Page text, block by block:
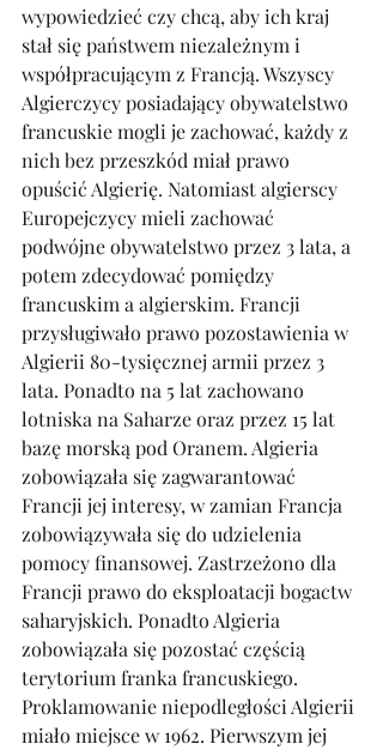
wypowiedzieć czy chcą, aby ich kraj
stał się państwem niezależnym i
współpracującym z Francją. Wszyscy
Algierczycy posiadający obywatelstwo
francuskie mogli je zachować, każdy z
nich bez przeszkód miał prawo
opuścić Algierię. Natomiast algierscy
Europejczycy mieli zachować
podwójne obywatelstwo przez 3 lata, a
potem zdecydować pomiędzy
francuskim a algierskim. Francji
przysługiwało prawo pozostawienia w
Algierii 80-tysięcznej armii przez 3
lata. Ponadto na 5 lat zachowano
lotniska na Saharze oraz przez 15 lat
bazę morską pod Oranem. Algieria
zobowiązała się zagwarantować
Francji jej interesy, w zamian Francja
zobowiązywała się do udzielenia
pomocy finansowej. Zastrzeżono dla
Francji prawo do eksploatacji bogactw
saharyjskich. Ponadto Algieria
zobowiązała się pozostać częścią
terytorium franka francuskiego.
Proklamowanie niepodległości Algierii
miało miejsce w 1962. Pierwszym jej